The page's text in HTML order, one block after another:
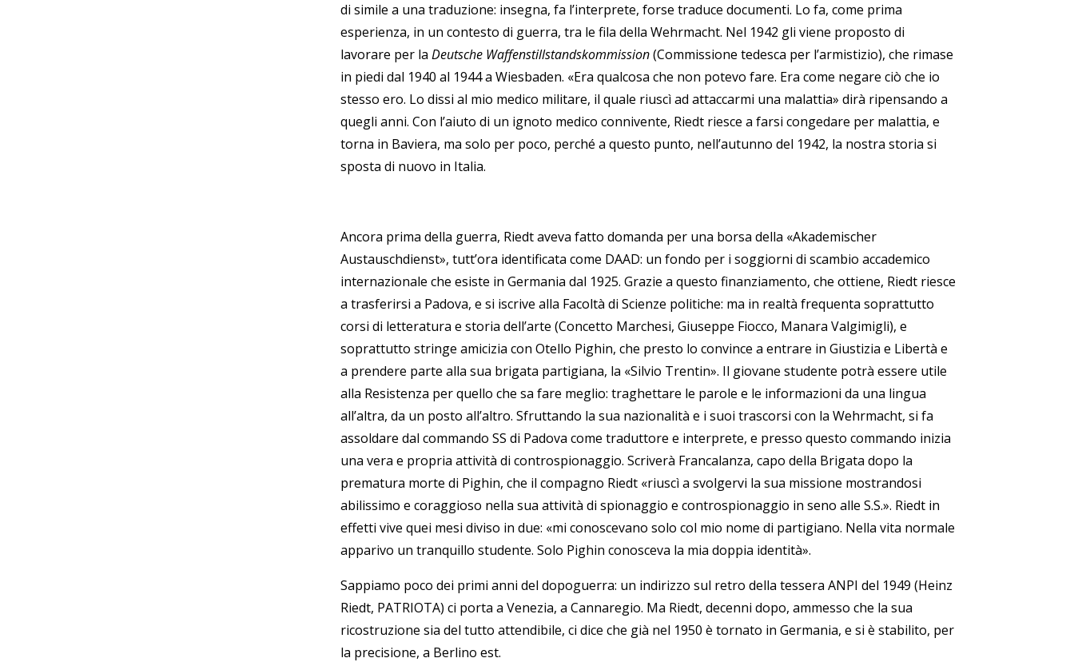
di simile a una traduzione: insegna, fa l’interprete, forse traduce documenti. Lo fa, come prima
esperienza, in un contesto di guerra, tra le fila della Wehrmacht. Nel 1942 gli viene proposto di
lavorare per la Deutsche Waffenstillstandskommission(Commissione tedesca per l’armistizio), che rimase
in piedi dal 1940 al 1944 a Wiesbaden. «Era qualcosa che non potevo fare. Era come negare ciò che io
stesso ero. Lo dissi al mio medico militare, il quale riuscì ad attaccarmi una malattia» dirà ripensando a
quegli anni. Con l’aiuto di un ignoto medico connivente, Riedt riesce a farsi congedare per malattia, e
torna in Baviera, ma solo per poco, perché a questo punto, nell’autunno del 1942, la nostra storia si
sposta di nuovo in Italia.
Ancora prima della guerra, Riedt aveva fatto domanda per una borsa della «Akademischer
Austauschdienst», tutt’ora identificata come DAAD: un fondo per i soggiorni di scambio accademico
internazionale che esiste in Germania dal 1925. Grazie a questo finanziamento, che ottiene, Riedt riesce
a trasferirsi a Padova, e si iscrive alla Facoltà di Scienze politiche: ma in realtà frequenta soprattutto
corsi di letteratura e storia dell’arte (Concetto Marchesi, Giuseppe Fiocco, Manara Valgimigli), e
soprattutto stringe amicizia con Otello Pighin, che presto lo convince a entrare in Giustizia e Libertà e
a prendere parte alla sua brigata partigiana, la «Silvio Trentin». Il giovane studente potrà essere utile
alla Resistenza per quello che sa fare meglio: traghettare le parole e le informazioni da una lingua
all’altra, da un posto all’altro. Sfruttando la sua nazionalità e i suoi trascorsi con la Wehrmacht, si fa
assoldare dal commando SS di Padova come traduttore e interprete, e presso questo commando inizia
una vera e propria attività di controspionaggio. Scriverà Francalanza, capo della Brigata dopo la
prematura morte di Pighin, che il compagno Riedt «riuscì a svolgervi la sua missione mostrandosi
abilissimo e coraggioso nella sua attività di spionaggio e controspionaggio in seno alle S.S.». Riedt in
effetti vive quei mesi diviso in due: «mi conoscevano solo col mio nome di partigiano. Nella vita normale
apparivo un tranquillo studente. Solo Pighin conosceva la mia doppia identità».
Sappiamo poco dei primi anni del dopoguerra: un indirizzo sul retro della tessera ANPI del 1949 (Heinz
Riedt, PATRIOTA) ci porta a Venezia, a Cannaregio. Ma Riedt, decenni dopo, ammesso che la sua
ricostruzione sia del tutto attendibile, ci dice che già nel 1950 è tornato in Germania, e si è stabilito, per
la precisione, a Berlino est.